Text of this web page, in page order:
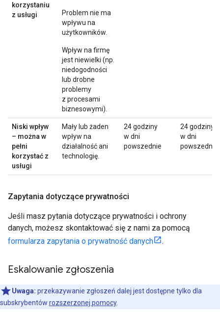
korzystaniu
z usługi
Problem nie ma
wpływu na
użytkowników.
Wpływ na firmę
jest niewielki (np.
niedogodności
lub drobne
problemy
z procesami
biznesowymi).
Niski wpływ
– można w
pełni
korzystać z
usługi
Mały lub żaden
wpływ na
działalność ani
technologię.
24 godziny
w dni
powszednie
24 godziny
w dni
powszednie
Zapytania dotyczące prywatności
Jeśli masz pytania dotyczące prywatności i ochrony
danych, możesz skontaktować się z nami za pomocą
formularza zapytania o prywatność danych
.
Eskalowanie zgłoszenia
Uwaga: przekazywanie zgłoszeń dalej jest dostępne tylko dla
subskrybentów rozszerzonej pomocy.